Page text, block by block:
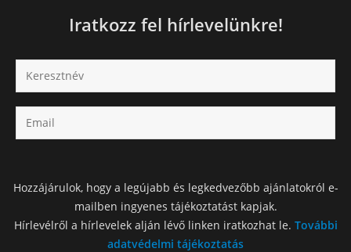
Iratkozz fel hírlevelünkre!
Hozzájárulok, hogy a legújabb és legkedvezőbb ajánlatokról e-
mailben ingyenes tájékoztatást kapjak.
Hírlevélről a hírlevelek alján lévő linken iratkozhat le. További
adatvédelmi tájékoztatás